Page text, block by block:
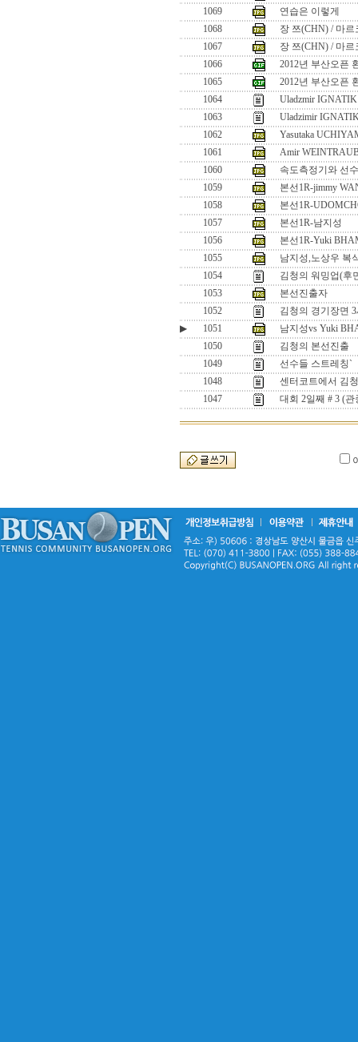
1069
연습은 이렇게
1068
장 쯔(CHN) / 마
1067
장 쯔(CHN) / 마
1066
2012년 부산오픈
1065
2012년 부산오픈
1064
Uladzmir
1063
Uladzimir
1062
Yasutaka
1061
Amir
1060
속도측정기와 선
1059
본선1R-jimmy
1058
본선1R-
1057
본선1R-남지성
1056
본선1R-Yuki
1055
남지성,노상우 복
1054
김청의 워밍업(후
1053
본선진출자
1052
김청의 경기장면
▶
1051
남지성vs Yuki
1050
김청의 본선진출
1049
선수들 스트레칭`
1048
센터코트에서 김
1047
대회 2일째 # 3 (관